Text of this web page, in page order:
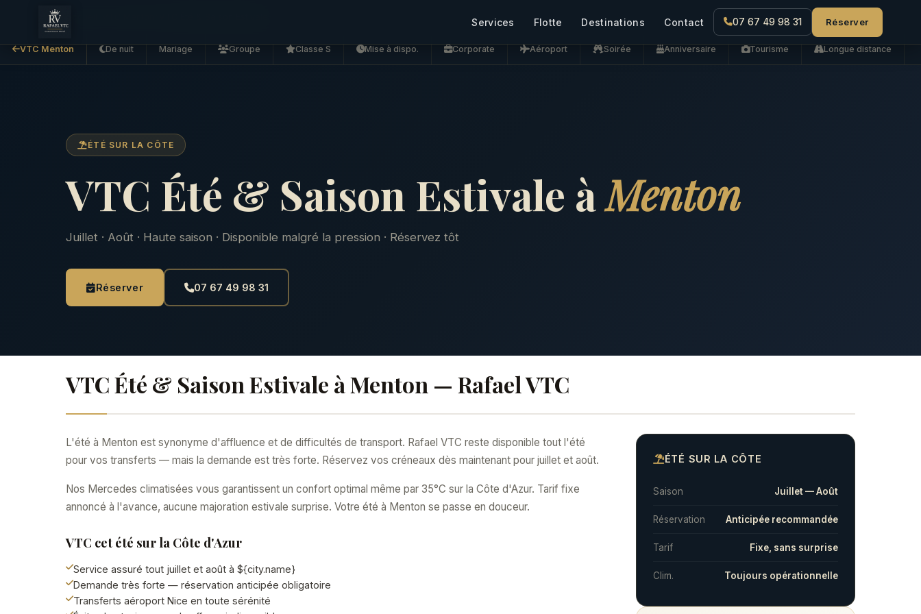
Services Flotte Destinations Contact 07 67 49 98 31 Réserver
VTC Menton De nuit Mariage Groupe Classe S Mise à dispo. Corporate Aéroport Soirée Anniversaire Tourisme Longue distance
ÉTÉ SUR LA CÔTE
VTC Été & Saison Estivale àMenton
Juillet · Août · Haute saison · Disponible malgré la pression · Réservez tôt
Réserver 07 67 49 98 31
VTC Été & Saison Estivale à Menton — Rafael VTC
L'été à Menton est synonyme d'affluence et de difficultés de transport. Rafael VTC reste disponible tout l'été
pour vos transferts — mais la demande est très forte. Réservez vos créneaux dès maintenant pour juillet et août.
Nos Mercedes climatisées vous garantissent un confort optimal même par 35°C sur la Côte d'Azur. Tarif fixe
annoncé à l'avance, aucune majoration estivale surprise. Votre été à Menton se passe en douceur.
VTC cet été sur la Côte d'Azur
Service assuré tout juillet et août à ${city.name}
Demande très forte — réservation anticipée obligatoire
Transferts aéroport Nice en toute sérénité
ÉTÉ SUR LA CÔTE
Saison Juillet — Août
Réservation Anticipée recommandée
Tarif Fixe, sans surprise
Clim. Toujours opérationnelle